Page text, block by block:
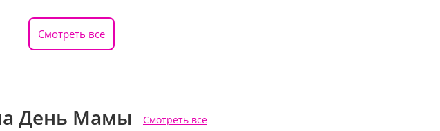
Смотреть все
День Мамы Смотреть все